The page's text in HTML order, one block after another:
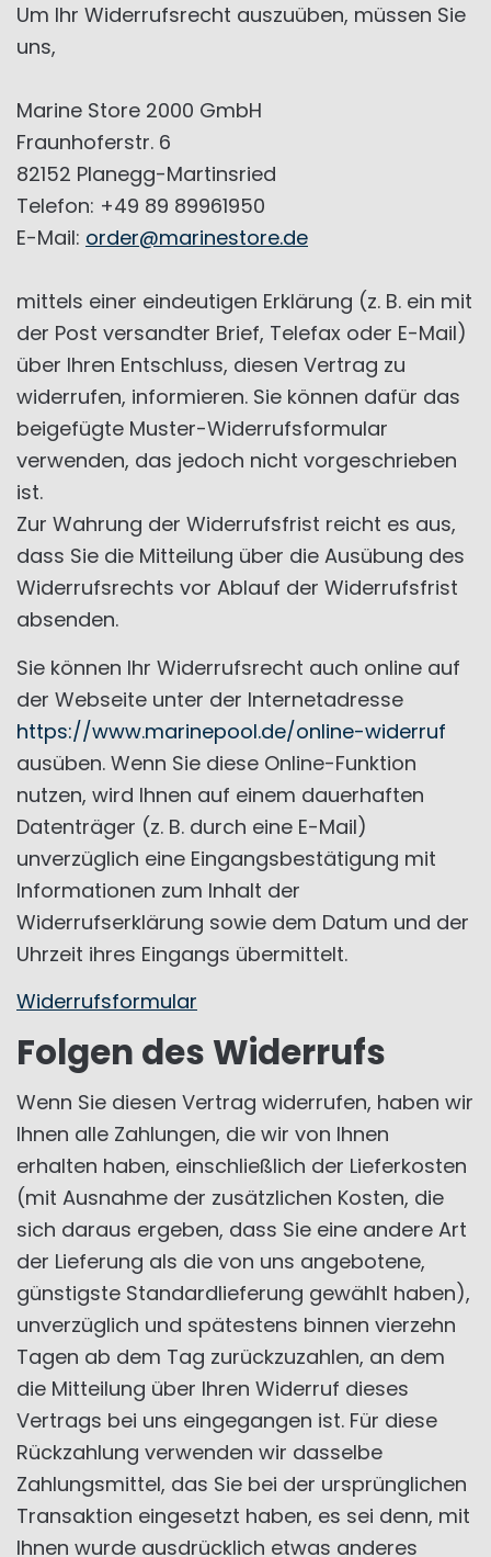
Um Ihr Widerrufsrecht auszuüben, müssen Sie
uns,
Marine Store 2000 GmbH
Fraunhoferstr. 6
82152 Planegg-Martinsried
Telefon: +49 89 89961950
E-Mail: order@marinestore.de
mittels einer eindeutigen Erklärung (z. B. ein mit
der Post versandter Brief, Telefax oder E-Mail)
über Ihren Entschluss, diesen Vertrag zu
widerrufen, informieren. Sie können dafür das
beigefügte Muster-Widerrufsformular
verwenden, das jedoch nicht vorgeschrieben
ist.
Zur Wahrung der Widerrufsfrist reicht es aus,
dass Sie die Mitteilung über die Ausübung des
Widerrufsrechts vor Ablauf der Widerrufsfrist
absenden.
Sie können Ihr Widerrufsrecht auch online auf
der Webseite unter der Internetadresse
https://www.marinepool.de/online-widerruf
ausüben. Wenn Sie diese Online-Funktion
nutzen, wird Ihnen auf einem dauerhaften
Datenträger (z. B. durch eine E-Mail)
unverzüglich eine Eingangsbestätigung mit
Informationen zum Inhalt der
Widerrufserklärung sowie dem Datum und der
Uhrzeit ihres Eingangs übermittelt.
Widerrufsformular
Folgen des Widerrufs
Wenn Sie diesen Vertrag widerrufen, haben wir
Ihnen alle Zahlungen, die wir von Ihnen
erhalten haben, einschließlich der Lieferkosten
(mit Ausnahme der zusätzlichen Kosten, die
sich daraus ergeben, dass Sie eine andere Art
der Lieferung als die von uns angebotene,
günstigste Standardlieferung gewählt haben),
unverzüglich und spätestens binnen vierzehn
Tagen ab dem Tag zurückzuzahlen, an dem
die Mitteilung über Ihren Widerruf dieses
Vertrags bei uns eingegangen ist. Für diese
Rückzahlung verwenden wir dasselbe
Zahlungsmittel, das Sie bei der ursprünglichen
Transaktion eingesetzt haben, es sei denn, mit
Ihnen wurde ausdrücklich etwas anderes